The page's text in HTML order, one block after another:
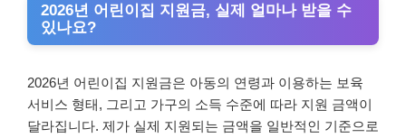
2026년 어린이집 지원금, 실제 얼마나 받을 수
있나요?
2026년 어린이집 지원금은 아동의 연령과 이용하는 보육
서비스 형태, 그리고 가구의 소득 수준에 따라 지원 금액이
달라집니다. 제가 실제 지원되는 금액을 일반적인 기준으로